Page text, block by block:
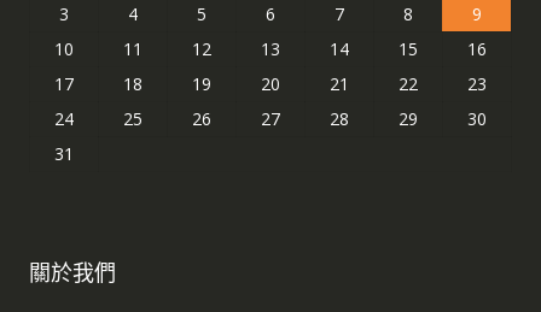
3
4 5 6 7 8
9
10
11 12 13 14 15
16
17
18 19 20 21 22
23
24
25 26 27 28 29
30
31
關於我們